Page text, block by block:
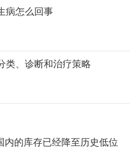
病怎么回事
类、诊断和治疗策略
内的库存已经降至历史低位